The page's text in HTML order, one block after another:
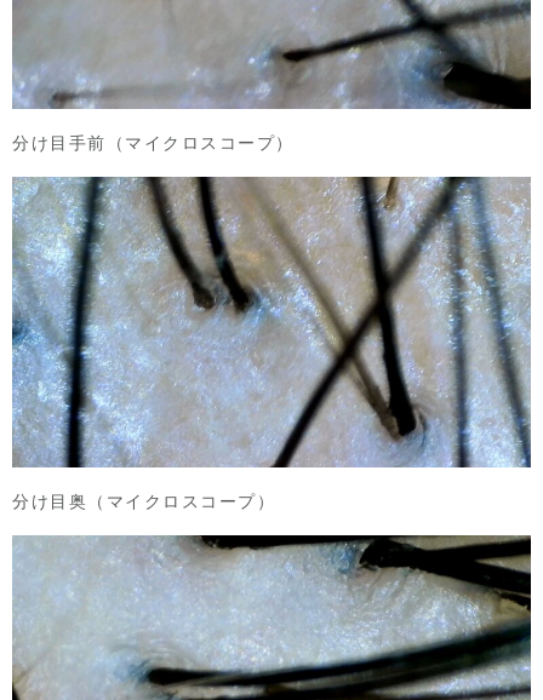
分け目手前（マイクロスコープ）
分け目奥（マイクロスコープ）